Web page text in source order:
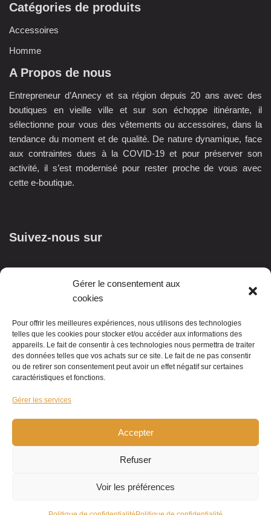
Gérer le consentement aux
cookies
Pour offrir les meilleures expériences, nous utilisons des technologies
telles que les cookies pour stocker et/ou accéder aux informations des
appareils. Le fait de consentir à ces technologies nous permettra de traiter
des données telles que vos achats sur ce site. Le fait de ne pas consentir
ou de retirer son consentement peut avoir un effet négatif sur certaines
caractéristiques et fonctions.
Gérer les services
Accepter
Refuser
Voir les préférences
Catégories de produits
Accessoires
Homme
A Propos de nous
Entrepreneur d’Annecy et sa région depuis 20 ans avec des
boutiques en vieille ville et sur son échoppe itinérante, il
sélectionne pour vous des vêtements ou accessoires, dans la
tendance du moment et de qualité. De nature dynamique, face
aux contraintes dues à la COVID-19 et pour préserver son
activité, il s’est modernisé pour rester proche de vous avec
cette e-boutique.
Suivez-nous sur